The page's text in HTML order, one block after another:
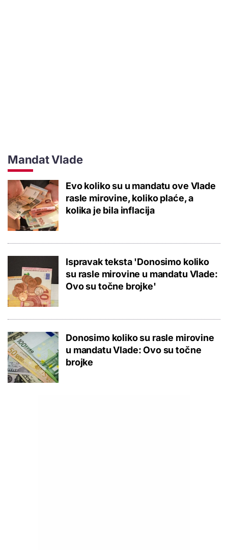
Mandat Vlade
Evo koliko su u mandatu ove Vlade
rasle mirovine, koliko plaće, a
kolika je bila inflacija
Ispravak teksta 'Donosimo koliko
su rasle mirovine u mandatu Vlade:
Ovo su točne brojke'
Donosimo koliko su rasle mirovine
u mandatu Vlade: Ovo su točne
brojke